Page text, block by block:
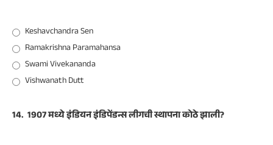
Keshavchandra Sen
Ramakrishna Paramahansa
Swami Vivekananda
Vishwanath Dutt
14. 1907 मध्ये इंडियन इंडिपेंडन्स लीगची स्थापना कोठे झाली?